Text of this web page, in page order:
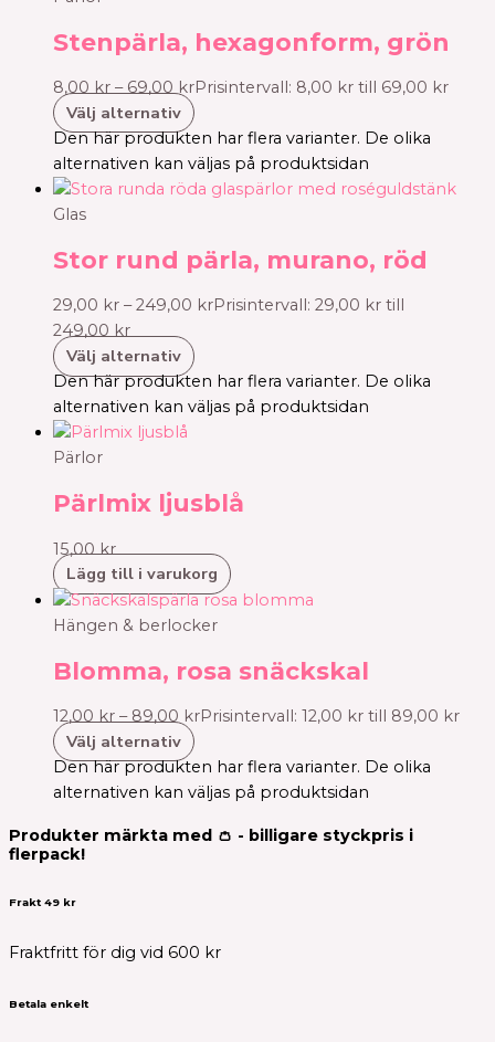
Stenpärla, hexagonform, grön
8,00 kr – 69,00 krPrisintervall: 8,00 kr till 69,00 kr
Välj alternativ
Den här produkten har flera varianter. De olika
alternativen kan väljas på produktsidan
Glas
Stor rund pärla, murano, röd
29,00 kr – 249,00 krPrisintervall: 29,00 kr till
249,00 kr
Välj alternativ
Den här produkten har flera varianter. De olika
alternativen kan väljas på produktsidan
Pärlor
Pärlmix ljusblå
15,00 kr
Lägg till i varukorg
Hängen & berlocker
Blomma, rosa snäckskal
12,00 kr – 89,00 krPrisintervall: 12,00 kr till 89,00 kr
Välj alternativ
Den här produkten har flera varianter. De olika
alternativen kan väljas på produktsidan
Produkter märkta med 👛 - billigare styckpris i
flerpack!
Frakt 49 kr
Fraktfritt för dig vid 600 kr
Betala enkelt